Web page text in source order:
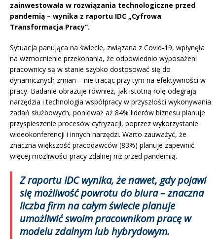
zainwestowała w rozwiązania technologiczne przed
pandemią – wynika z raportu IDC „Cyfrowa
Transformacja Pracy”.
Sytuacja panująca na świecie, związana z Covid-19, wpłynęła
na wzmocnienie przekonania, że odpowiednio wyposażeni
pracownicy są w stanie szybko dostosować się do
dynamicznych zmian – nie tracąc przy tym na efektywności w
pracy. Badanie obrazuje również, jak istotną rolę odegrają
narzędzia i technologia współpracy w przyszłości wykonywania
zadań służbowych, ponieważ aż 84% liderów biznesu planuje
przyspieszenie procesów cyfryzacji, poprzez wykorzystanie
wideokonferencji i innych narzędzi. Warto zauważyć, że
znaczna większość pracodawców (83%) planuje zapewnić
więcej możliwości pracy zdalnej niż przed pandemią.
Z raportu IDC wynika, że nawet, gdy pojawi
się możliwość powrotu do biura – znaczna
liczba firm na całym świecie planuje
umożliwić swoim pracownikom pracę w
modelu zdalnym lub hybrydowym.